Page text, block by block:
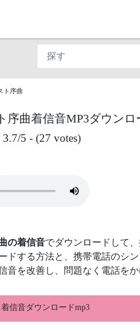
ト序曲
序曲着信音MP3ダウンロ
3.7/5 - (27 votes)
の着信音でダウンロードして
ドする方法と、携帯電話のシ
音を改善し、問題なく電話を
信音ダウンロードmp3